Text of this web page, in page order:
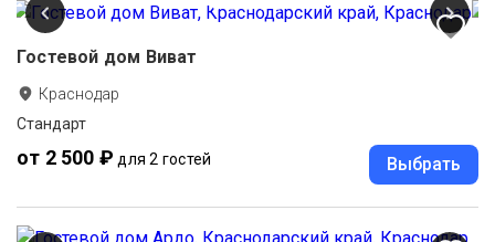
Гостевой дом Виват
Краснодар
Стандарт
от 2 500 ₽ для 2 гостей Выбрать